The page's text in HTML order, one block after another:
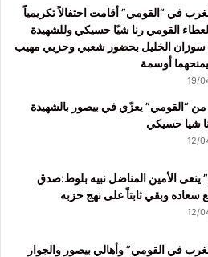
في “القومي” أقامت احتفالاً تكريمياً
القومي رنا شيّا حسيكي وللشهيدة
سوزان الخليل بحضور شعبي وحزبي مهيب
أوسمة
19/
من “القومي” يعزّي في بيصور بالشهيدة
شيا حسيكي
12/
ينعى الأمين المناضل نبيه بلوط:صدق
سعاده وبقي ثابتاً على نهج حزبه
12/
في القومي” وأهالي بيصور والجوار